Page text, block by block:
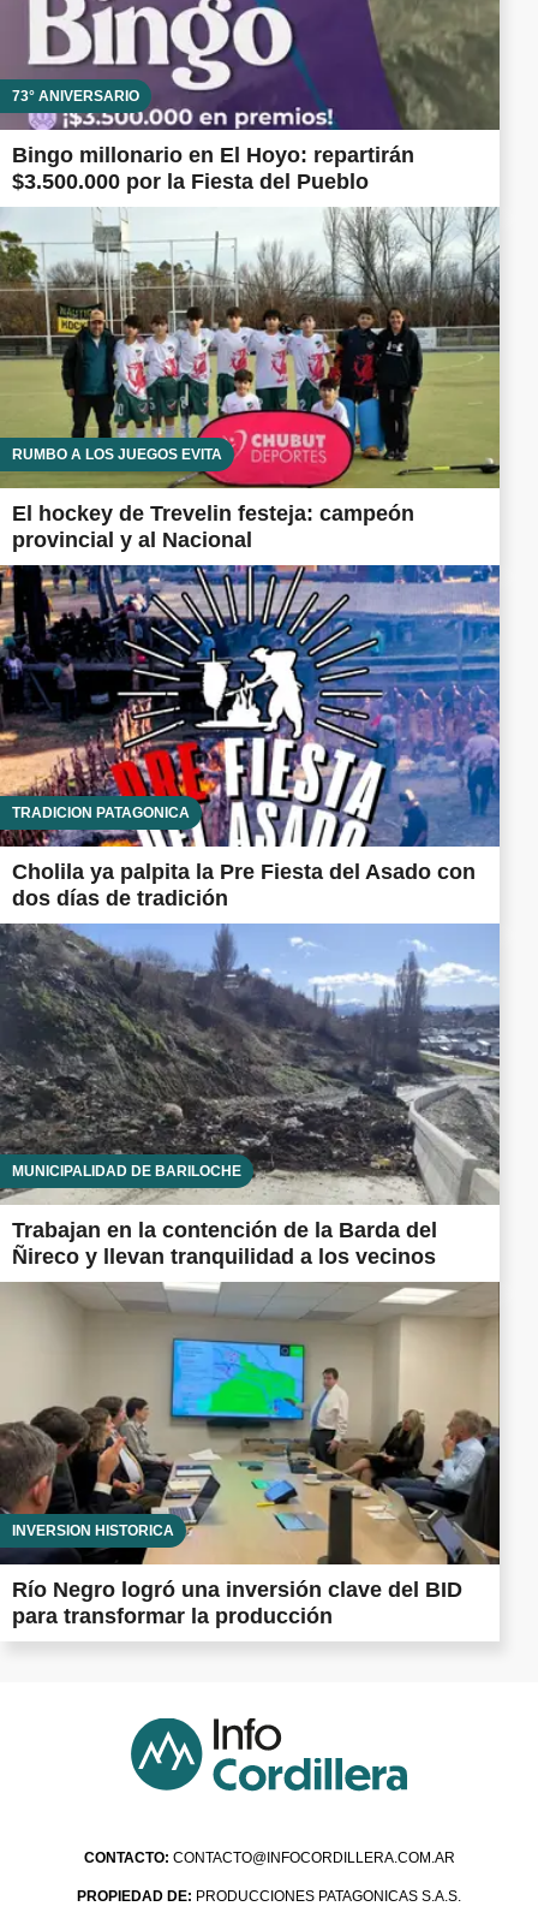
73° ANIVERSARIO
Bingo millonario en El Hoyo: repartirán
$3.500.000 por la Fiesta del Pueblo
RUMBO A LOS JUEGOS EVITA
El hockey de Trevelin festeja: campeón
provincial y al Nacional
TRADICIÓN PATAGÓNICA
Cholila ya palpita la Pre Fiesta del Asado con
dos días de tradición
MUNICIPALIDAD DE BARILOCHE
Trabajan en la contención de la Barda del
Ñireco y llevan tranquilidad a los vecinos
INVERSIÓN HISTÓRICA
Río Negro logró una inversión clave del BID
para transformar la producción
CONTACTO: CONTACTO@INFOCORDILLERA.COM.AR
PROPIEDAD DE: PRODUCCIONES PATAGONICAS S.A.S.